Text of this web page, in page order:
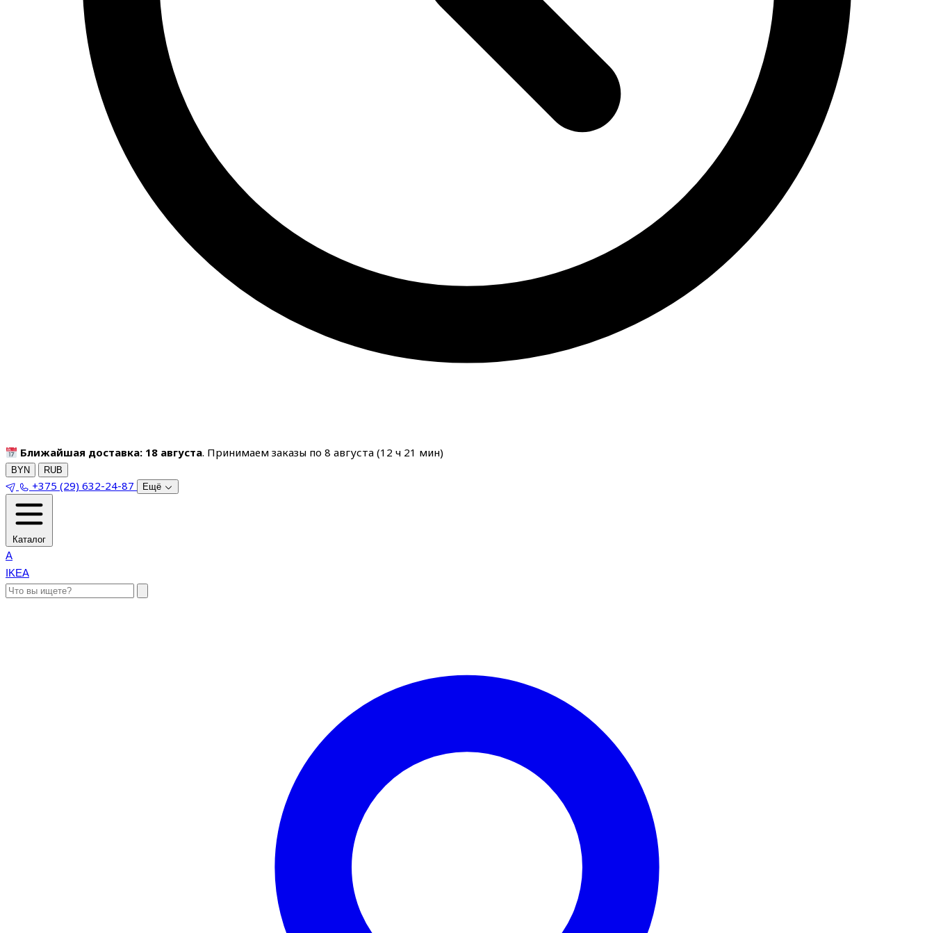
Ближайшая доставка: 18 августа. Принимаем заказы по 8 августа (12 ч 21 мин)
BYN RUB
+375 (29) 632-24-87 Ещё
Каталог
A
IKEA